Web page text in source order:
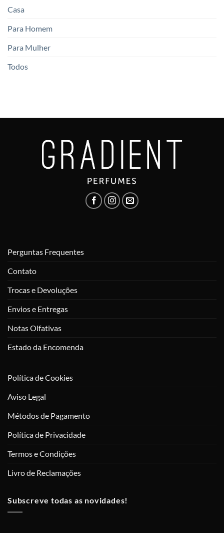
Casa
Para Homem
Para Mulher
Todos
Perguntas Frequentes
Contato
Trocas e Devoluções
Envios e Entregas
Notas Olfativas
Estado da Encomenda
Política de Cookies
Aviso Legal
Métodos de Pagamento
Política de Privacidade
Termos e Condições
Livro de Reclamações
Subscreve todas as novidades!